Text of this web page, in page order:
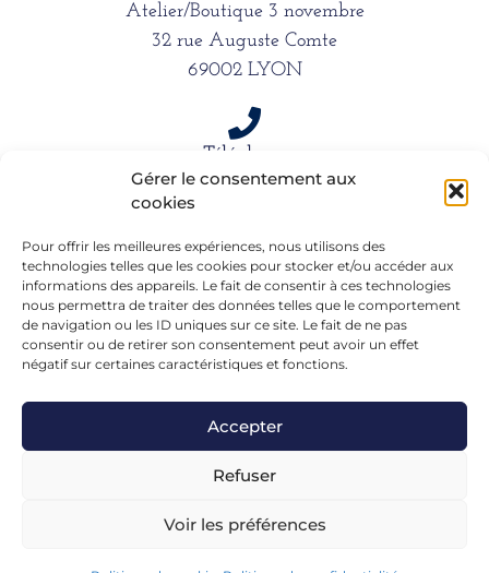
Gérer le consentement aux
cookies
Pour offrir les meilleures expériences, nous utilisons des
technologies telles que les cookies pour stocker et/ou accéder aux
informations des appareils. Le fait de consentir à ces technologies
nous permettra de traiter des données telles que le comportement
de navigation ou les ID uniques sur ce site. Le fait de ne pas
consentir ou de retirer son consentement peut avoir un effet
négatif sur certaines caractéristiques et fonctions.
Accepter
Refuser
Voir les préférences
Atelier/Boutique 3 novembre
32 rue Auguste Comte
69002 LYON
Téléphone
06 15 61 39 66
Mail
alexandra.dargentre@sfr.fr
Mentions légales– Réalisé en formation chez